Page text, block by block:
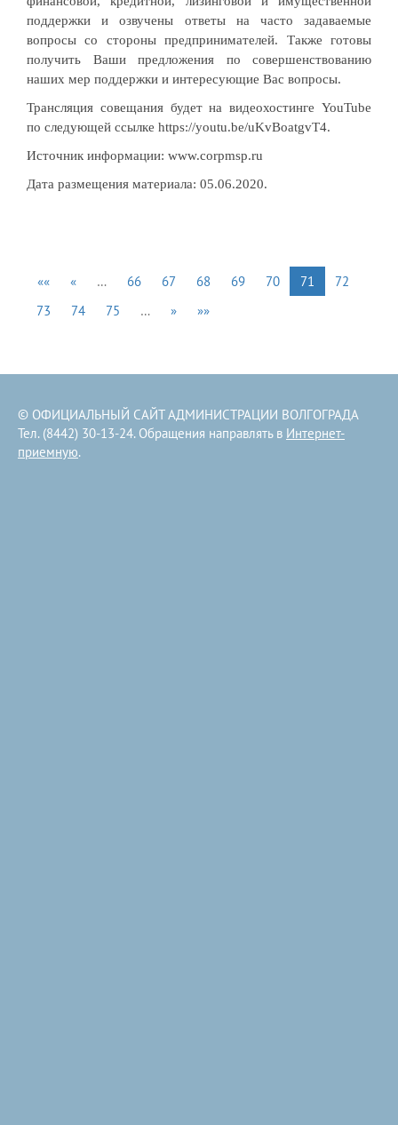
поддержки и озвучены ответы на часто задаваемые
вопросы со стороны предпринимателей. Также готовы
получить Ваши предложения по совершенствованию
наших мер поддержки и интересующие Вас вопросы.
Трансляция совещания будет на видеохостинге YouTube
по следующей ссылке https://youtu.be/uKvBoatgvT4.
Источник информации: www.corpmsp.ru
Дата размещения материала: 05.06.2020.
«« « … 66 67 68 69 70 71
72
73
74 75 … » »»
© ОФИЦИАЛЬНЫЙ САЙТ АДМИНИСТРАЦИИ ВОЛГОГРАДА
Тел. (8442) 30-13-24. Обращения направлять в Интернет-
приемную.